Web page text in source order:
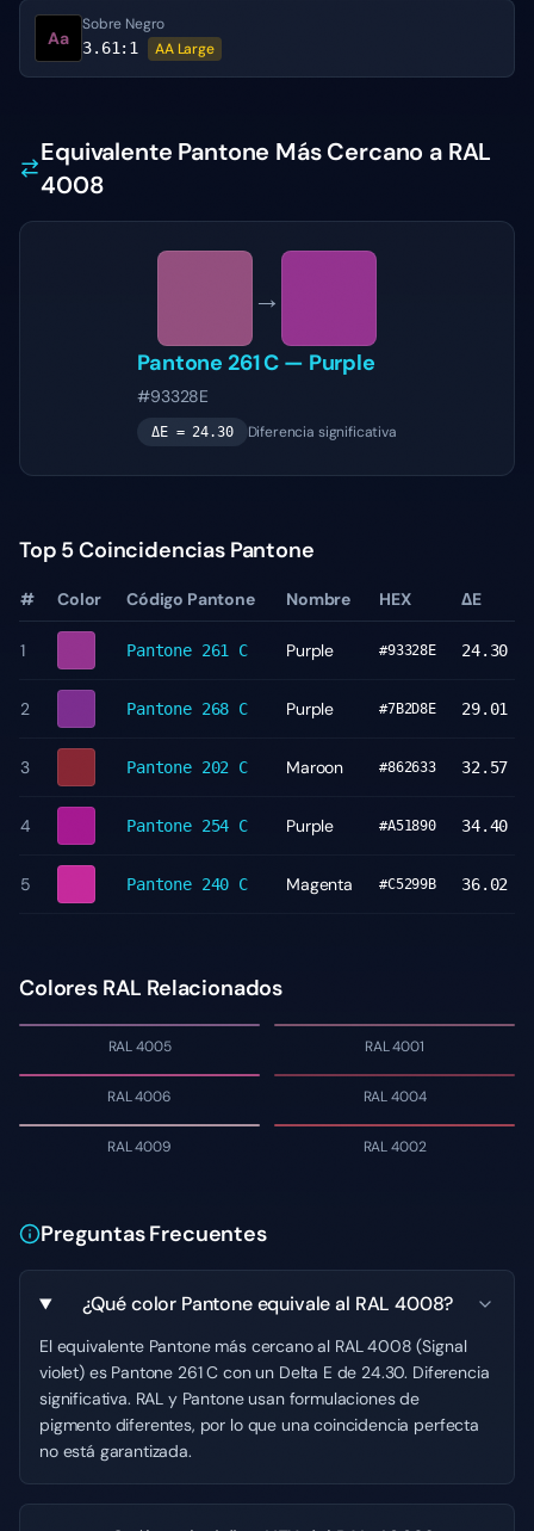
Aa
Sobre Negro
3.61 :1 AA Large
Equivalente Pantone Más Cercano a RAL
4008
→
Pantone 261 C — Purple
#93328E
ΔE =24.30 Diferencia significativa
Top 5 Coincidencias Pantone
# Color Código Pantone Nombre HEX ΔE
1 Pantone 261 C Purple #93328E 24.30
2 Pantone 268 C Purple #7B2D8E 29.01
3 Pantone 202 C Maroon #862633 32.57
4 Pantone 254 C Purple #A51890 34.40
5 Pantone 240 C Magenta #C5299B 36.02
Colores RAL Relacionados
RAL 4005 RAL 4001
RAL 4006 RAL 4004
RAL 4009 RAL 4002
Preguntas Frecuentes
¿Qué color Pantone equivale al RAL 4008?
El equivalente Pantone más cercano al RAL 4008 (Signal
violet) es Pantone 261 C con un Delta E de 24.30. Diferencia
significativa. RAL y Pantone usan formulaciones de
pigmento diferentes, por lo que una coincidencia perfecta
no está garantizada.